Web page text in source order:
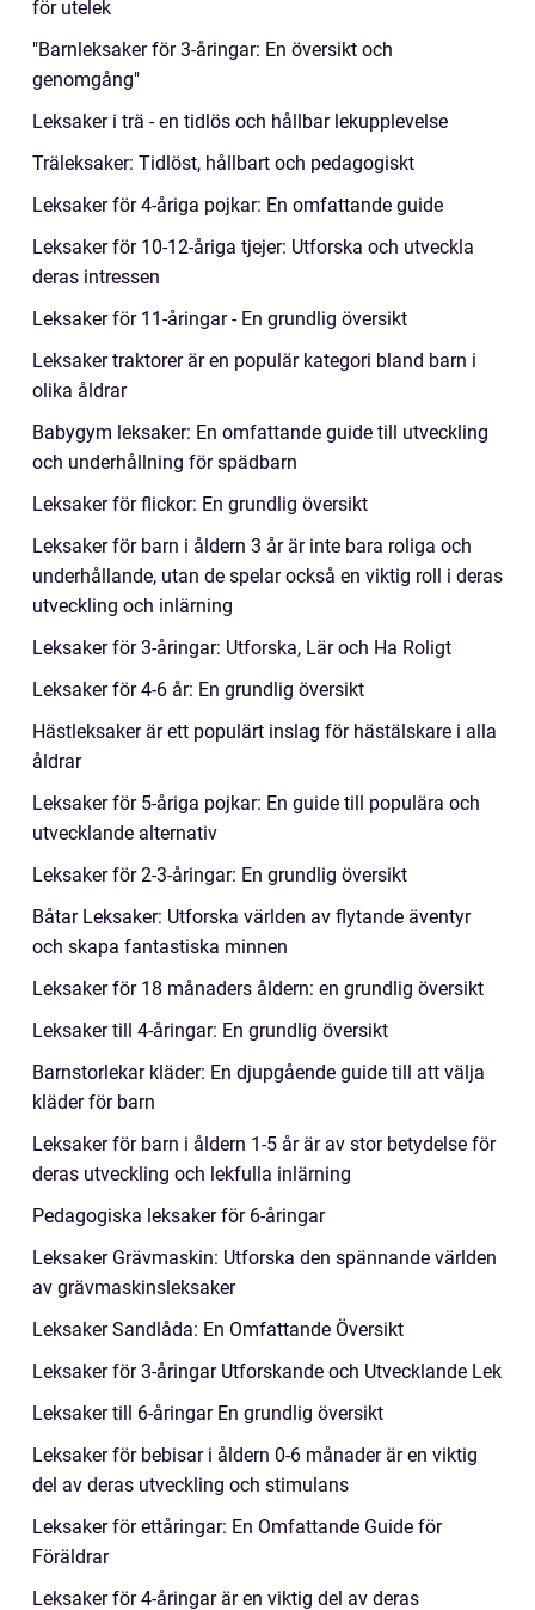
för utelek
"Barnleksaker för 3-åringar: En översikt och
genomgång"
Leksaker i trä - en tidlös och hållbar lekupplevelse
Träleksaker: Tidlöst, hållbart och pedagogiskt
Leksaker för 4-åriga pojkar: En omfattande guide
Leksaker för 10-12-åriga tjejer: Utforska och utveckla
deras intressen
Leksaker för 11-åringar - En grundlig översikt
Leksaker traktorer är en populär kategori bland barn i
olika åldrar
Babygym leksaker: En omfattande guide till utveckling
och underhållning för spädbarn
Leksaker för flickor: En grundlig översikt
Leksaker för barn i åldern 3 år är inte bara roliga och
underhållande, utan de spelar också en viktig roll i deras
utveckling och inlärning
Leksaker för 3-åringar: Utforska, Lär och Ha Roligt
Leksaker för 4-6 år: En grundlig översikt
Hästleksaker är ett populärt inslag för hästälskare i alla
åldrar
Leksaker för 5-åriga pojkar: En guide till populära och
utvecklande alternativ
Leksaker för 2-3-åringar: En grundlig översikt
Båtar Leksaker: Utforska världen av flytande äventyr
och skapa fantastiska minnen
Leksaker för 18 månaders åldern: en grundlig översikt
Leksaker till 4-åringar: En grundlig översikt
Barnstorlekar kläder: En djupgående guide till att välja
kläder för barn
Leksaker för barn i åldern 1-5 år är av stor betydelse för
deras utveckling och lekfulla inlärning
Pedagogiska leksaker för 6-åringar
Leksaker Grävmaskin: Utforska den spännande världen
av grävmaskinsleksaker
Leksaker Sandlåda: En Omfattande Översikt
Leksaker för 3-åringar Utforskande och Utvecklande Lek
Leksaker till 6-åringar En grundlig översikt
Leksaker för bebisar i åldern 0-6 månader är en viktig
del av deras utveckling och stimulans
Leksaker för ettåringar: En Omfattande Guide för
Föräldrar
Leksaker för 4-åringar är en viktig del av deras